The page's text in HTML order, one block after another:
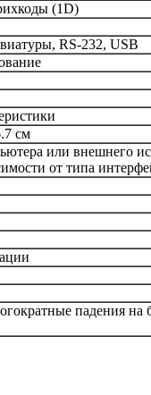
(1D)
RS-232, USB
см
или внешнего
от типа
падения на